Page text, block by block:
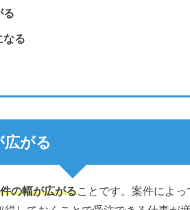
る
なる
がる
の幅が広がることです。案件によ